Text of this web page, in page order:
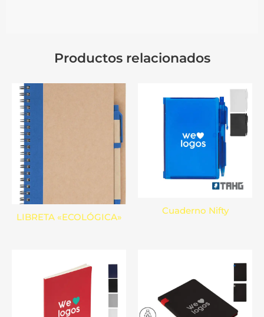
Productos relacionados
LIBRETA «ECOLÓGICA»
Cuaderno Nifty